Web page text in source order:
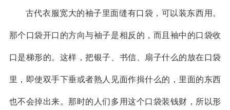
古代衣服宽大的袖子里面缝有口袋，可以装东西用。
那个口袋开口的方向与袖子是相反的，而且袖中的口袋收
口是梯形的。这样，把银子、书信、扇子什么的放在口袋
里，即使双手下垂或者熟人见面作揖什么的，里面的东西
也不会掉出来。那时的人们多用这个口袋装钱财，所以形